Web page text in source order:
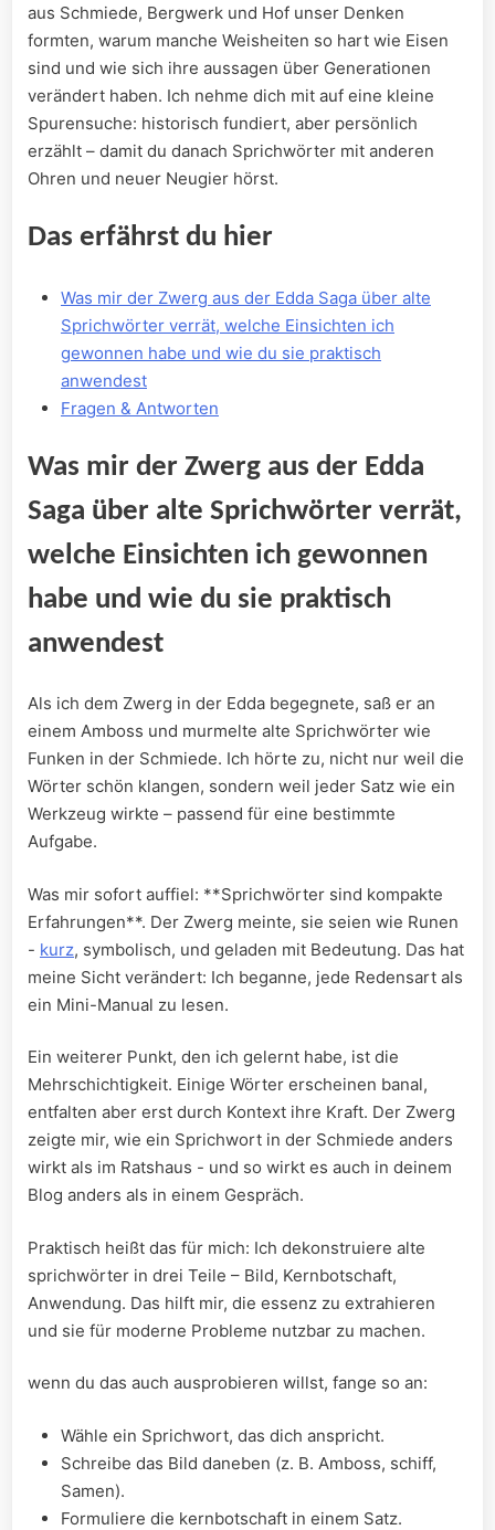
aus Schmiede, Bergwerk und⁣ Hof unser Denken
formten, warum manche‍ Weisheiten so hart wie Eisen
sind und⁣ wie sich ihre aussagen über ⁢Generationen
verändert ⁢haben. Ich nehme dich mit auf eine kleine
Spurensuche: historisch fundiert, ⁣aber persönlich
erzählt – damit du danach Sprichwörter mit anderen‍
Ohren ‌und neuer Neugier⁣ hörst.
Das ‌erfährst⁢ du hier
Was⁣ mir der Zwerg aus der Edda Saga über alte​
Sprichwörter⁣ verrät,⁢ welche‍ Einsichten ich
gewonnen⁣ habe und ⁢wie du sie praktisch
anwendest
Fragen & Antworten
Was mir ⁣der ‌Zwerg aus ‍der Edda
Saga über alte ‌Sprichwörter ⁣verrät,
welche Einsichten⁣ ich gewonnen
habe und ⁣wie⁢ du sie‍ praktisch
anwendest
Als ich dem ‌Zwerg​ in der Edda begegnete, saß er an
einem Amboss ⁤und ⁤murmelte alte Sprichwörter ‍wie
Funken in​ der ⁣Schmiede. Ich hörte zu, nicht nur weil die
Wörter schön klangen, sondern ‍weil jeder Satz wie ein
Werkzeug wirkte – passend für eine⁣ bestimmte
Aufgabe.
Was ​mir sofort auffiel: **Sprichwörter sind⁢ kompakte
Erfahrungen**. Der Zwerg⁤ meinte, sie seien ‌wie Runen
⁢- kurz, ‍symbolisch, und geladen mit ​Bedeutung. Das hat
meine Sicht ⁢verändert: Ich beganne,⁣ jede Redensart als⁤
ein Mini-Manual zu lesen.
Ein ‌weiterer ​Punkt, den ich gelernt habe,​ ist die
Mehrschichtigkeit. Einige Wörter erscheinen ⁤banal,
entfalten ⁣aber erst durch⁤ Kontext ihre Kraft. Der Zwerg
zeigte ⁤mir, ​wie ein Sprichwort⁢ in der Schmiede anders
wirkt als im Ratshaus ⁢-​ und so wirkt‍ es ⁤auch in deinem
Blog ⁢anders als in einem Gespräch.
Praktisch heißt das für mich: ‌Ich dekonstruiere alte ​
sprichwörter in drei Teile – Bild, Kernbotschaft,
Anwendung. Das hilft mir, die essenz ⁣zu extrahieren
und⁣ sie für moderne Probleme nutzbar zu machen.
wenn ​du das auch ausprobieren willst, fange so an:
Wähle ‌ein Sprichwort, das‌ dich anspricht.
Schreibe das Bild daneben (z.⁤ B. Amboss,​ schiff,
Samen).
Formuliere die kernbotschaft ⁢in einem Satz.